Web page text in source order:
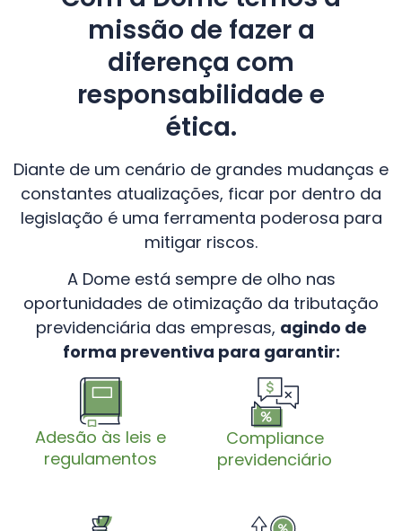
missão de fazer a
diferença com
responsabilidade e
ética.
Diante de um cenário de grandes mudanças e
constantes atualizações, ficar por dentro da
legislação é uma ferramenta poderosa para
mitigar riscos.
A Dome está sempre de olho nas
oportunidades de otimização da tributação
previdenciária das empresas, agindo de
forma preventiva para garantir:
Adesão às leis e
regulamentos
Compliance
previdenciário